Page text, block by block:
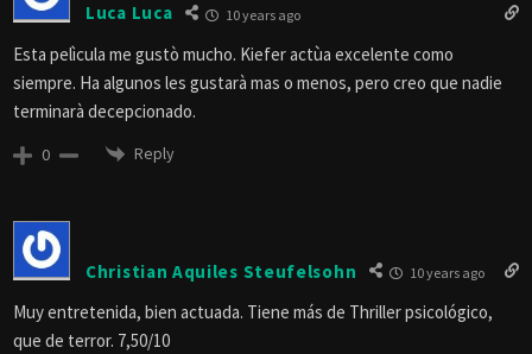
Luca Luca 10 years ago
Esta pelìcula me gustò mucho. Kiefer actùa excelente como
siempre. Ha algunos les gustarà mas o menos, pero creo que nadie
terminarà decepcionado.
0 Reply
Christian Aquiles Steufelsohn 10 years ago
Muy entretenida, bien actuada. Tiene más de Thriller psicológico,
que de terror. 7,50/10